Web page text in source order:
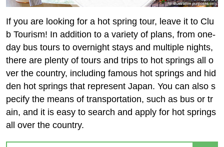
If you are looking for a hot spring tour, leave it to Clu
b Tourism! In addition to a variety of plans, from one-
day bus tours to overnight stays and multiple nights,
there are plenty of tours and trips to hot springs all o
ver the country, including famous hot springs and hid
den hot springs that represent Japan. You can also s
pecify the means of transportation, such as bus or tr
ain, and it is easy to search and apply for hot springs
all over the country.